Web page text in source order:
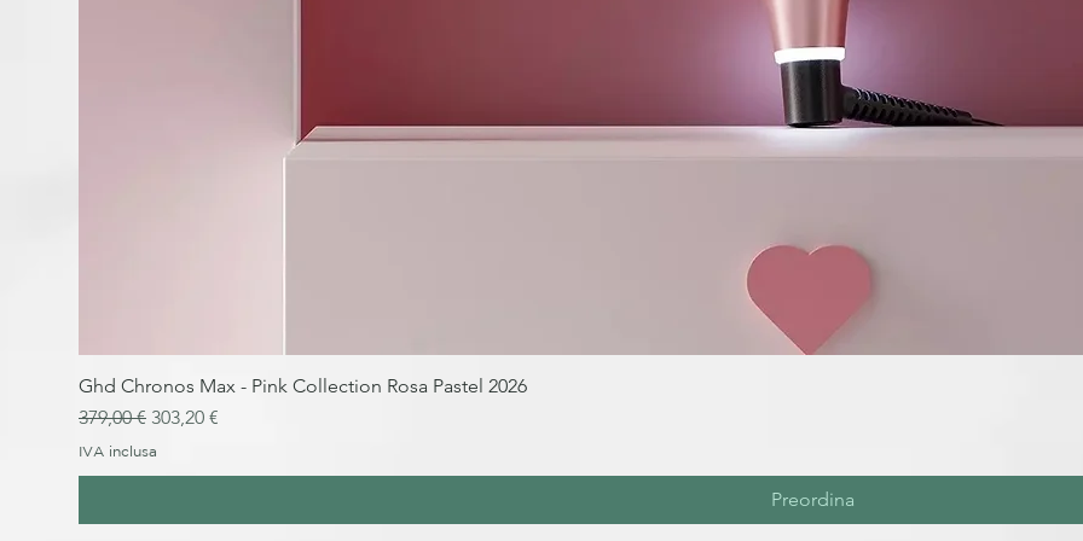
Ghd Chronos Max - Pink Collection Rosa Pastel 2026
Prezzo regolare
379,00 € Prezzo scontato
303,20 €
IVA inclusa
Preordina